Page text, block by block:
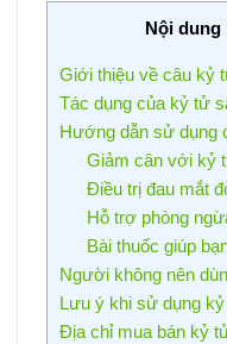
Nội dung
Giới thiệu về câu kỷ
Tác dụng của kỷ tử
Hướng dẫn sử dụng
Giảm cân với kỷ
Điều trị đau mắt
Hỗ trợ phòng
Bài thuốc giúp
Người không nên
Lưu ý khi sử dụng
Địa chỉ mua bán kỷ